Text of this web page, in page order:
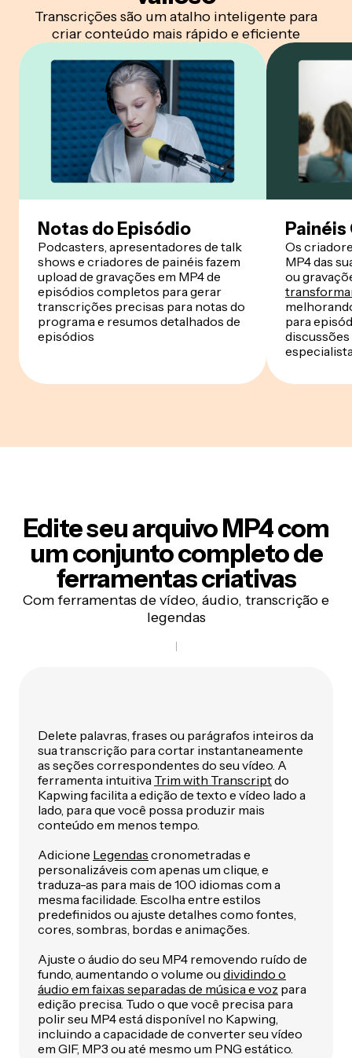
Transcrições são um atalho inteligente para
criar conteúdo mais rápido e eficiente
Notas do Episódio
Podcasters, apresentadores de talk
shows e criadores de painéis fazem
upload de gravações em MP4 de
episódios completos para gerar
transcrições precisas para notas do
programa e resumos detalhados de
episódios
Painéis
Os
MP4 das
ou
para
Edite seu arquivo MP4com
um conjunto completo de
ferramentas criativas
Com ferramentas de vídeo, áudio, transcrição e
legendas
Delete palavras, frases ou parágrafos inteiros da
sua transcrição para cortar instantaneamente
as seções correspondentes do seu vídeo. A
ferramenta intuitiva Trim with Transcriptdo
Kapwing facilita a edição de texto e vídeo lado a
lado, para que você possa produzir mais
conteúdo em menos tempo.
Adicione Legendas cronometradas e
personalizáveis com apenas um clique, e
traduza-as para mais de 100 idiomas com a
mesma facilidade. Escolha entre estilos
predefinidos ou ajuste detalhes como fontes,
cores, sombras, bordas e animações.
Ajuste o áudio do seu MP4 removendo ruído de
fundo, aumentando o volume ou dividindo o
áudio em faixas separadas de música e voz para
edição precisa. Tudo o que você precisa para
polir seu MP4 está disponível no Kapwing,
incluindo a capacidade de converter seu vídeo
em GIF, MP3 ou até mesmo um PNG estático.